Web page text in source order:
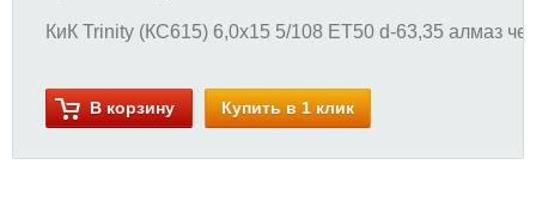
КиК Trinity (КС615) 6,0x15 5/108 ET50 d-63,35 алмаз
В корзину Купить в 1 клик